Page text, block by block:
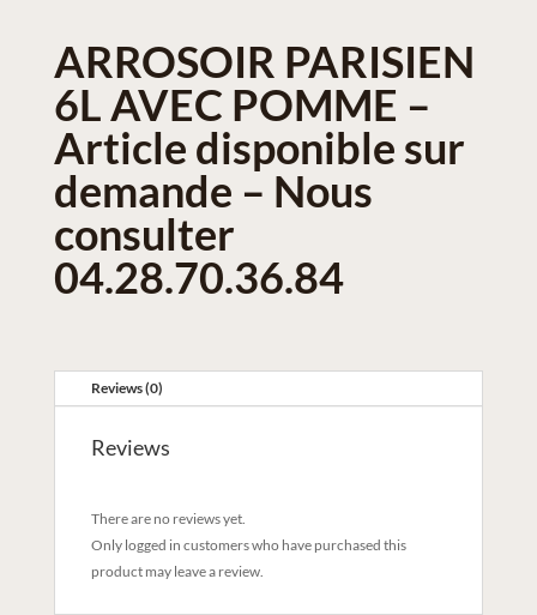
ARROSOIR PARISIEN
6L AVEC POMME –
Article disponible sur
demande – Nous
consulter
04.28.70.36.84
Reviews (0)
Reviews
There are no reviews yet.
Only logged in customers who have purchased this
product may leave a review.